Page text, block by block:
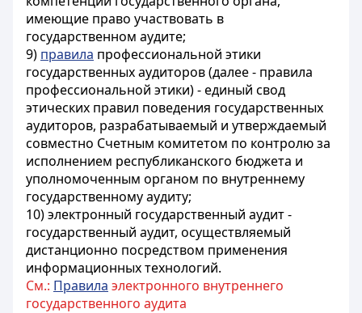
имеющие право участвовать в
государственном аудите;
9) правила профессиональной этики
государственных аудиторов (далее - правила
профессиональной этики) - единый свод
этических правил поведения государственных
аудиторов, разрабатываемый и утверждаемый
совместно Счетным комитетом по контролю за
исполнением республиканского бюджета и
уполномоченным органом по внутреннему
государственному аудиту;
10) электронный государственный аудит -
государственный аудит, осуществляемый
дистанционно посредством применения
информационных технологий.
См.: Правила электронного внутреннего
государственного аудита